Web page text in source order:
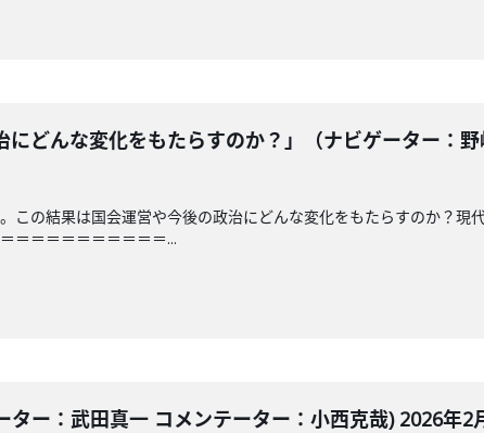
にどんな変化をもたらすのか？」（ナビゲーター：
この結果は国会運営や今後の政治にどんな変化をもたらすのか？
＝＝＝＝＝＝＝＝＝＝...
ター：武田真一 コメンテーター：小西克哉) 2026年2